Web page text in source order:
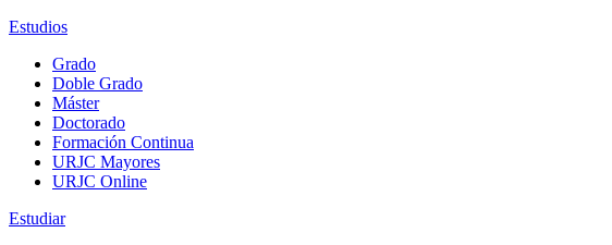
Estudios
Grado
Doble Grado
Máster
Doctorado
Formación Continua
URJC Mayores
URJC Online
Estudiar